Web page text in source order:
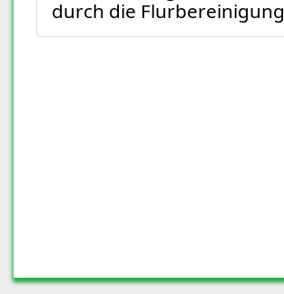
durch die Flurbereinigung